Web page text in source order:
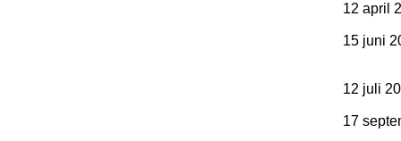
12 april
15 juni
12 juli
17